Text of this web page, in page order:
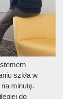
szkła w
minutę.
do